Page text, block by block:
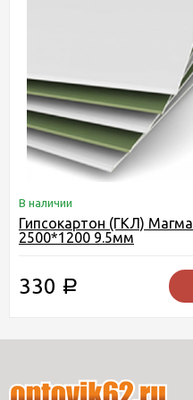
В наличии
Гипсокартон (ГКЛ) Магма
2500*1200 9.5мм
330 Р